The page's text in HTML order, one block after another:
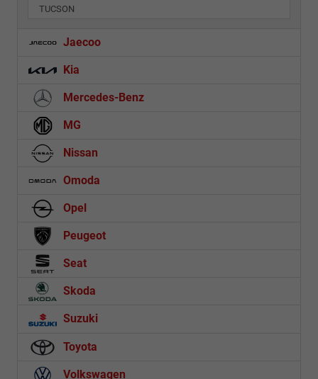
TUCSON
Jaecoo
Kia
Mercedes-Benz
MG
Nissan
Omoda
Opel
Peugeot
Seat
Skoda
Suzuki
Toyota
Volkswagen